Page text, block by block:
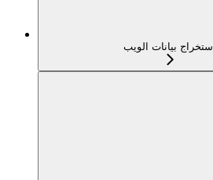
استخراج بيانات الويب